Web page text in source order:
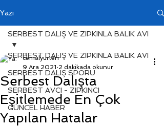
Yazı
SERBEST DALIŞ VE ZIPKINLA BALIK AVI
SERBEST DALIŞ SPORU
SERBEST AVCI - ZIPKINCI
GÜNCEL HABER
SERBEST DALIŞ VE ZIPKINLA BALIK AVI
Serbest Dalışta
Eşitlemede En Çok
Yapılan Hatalar
cemalyurteri
9 Ara 2021 2 dakikada okunur